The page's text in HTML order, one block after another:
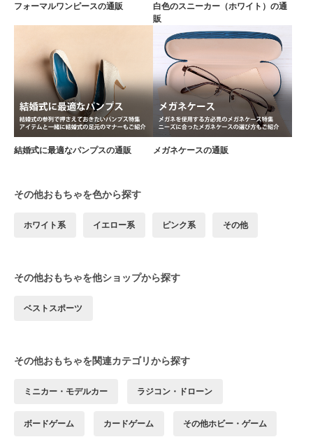
フォーマルワンピースの通販
白色のスニーカー（ホワイト）の通
販
結婚式に最適なパンプスの通販 メガネケースの通販
その他おもちゃを色から探す
ホワイト系 イエロー系 ピンク系 その他
その他おもちゃを他ショップから探す
ベストスポーツ
その他おもちゃを関連カテゴリから探す
ミニカー・モデルカー ラジコン・ドローン
ボードゲーム カードゲーム その他ホビー・ゲーム